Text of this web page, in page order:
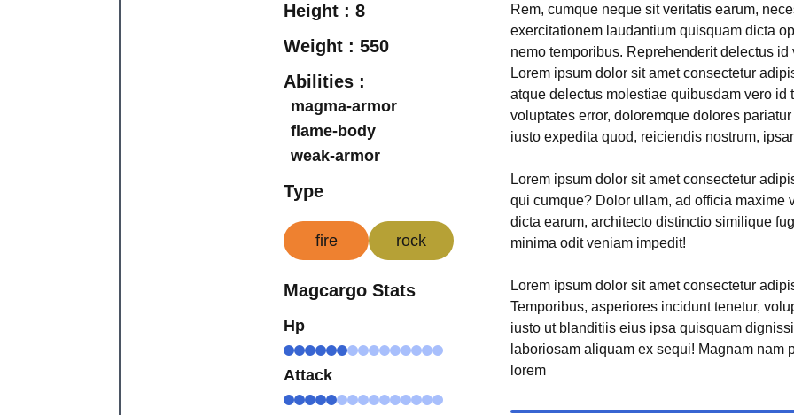
Height :8
Weight :550
Abilities :
magma-armor
flame-body
weak-armor
Type
fire rock
Magcargo Stats
Hp
Attack
Rem, cumque neque sit veritatis earum,
exercitationem laudantium quisquam dicta
nemo temporibus. Reprehenderit delectus id
Lorem ipsum dolor sit amet consectetur
atque delectus molestiae quibusdam vero id
voluptates error, doloremque dolores
iusto expedita quod, reiciendis nostrum,
Lorem ipsum dolor sit amet consectetur
qui cumque? Dolor ullam, ad officia maxime
dicta earum, architecto distinctio similique
minima odit veniam impedit!
Lorem ipsum dolor sit amet consectetur
Temporibus, asperiores incidunt tenetur,
iusto ut blanditiis eius ipsa quisquam
laboriosam aliquam ex sequi! Magnam nam
lorem